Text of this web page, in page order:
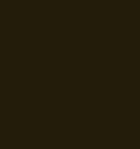
успешной ловли на
клева.
зависит от фаз луны и
для рыбной
опираясь на
рыбы от